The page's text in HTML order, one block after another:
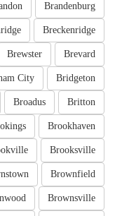
Brandenburg
Breckenridge
Brevard
Brewster
Bridgeton
City
Britton
Broadus
Brookhaven
Brooksville
Brownfield
Brownsville